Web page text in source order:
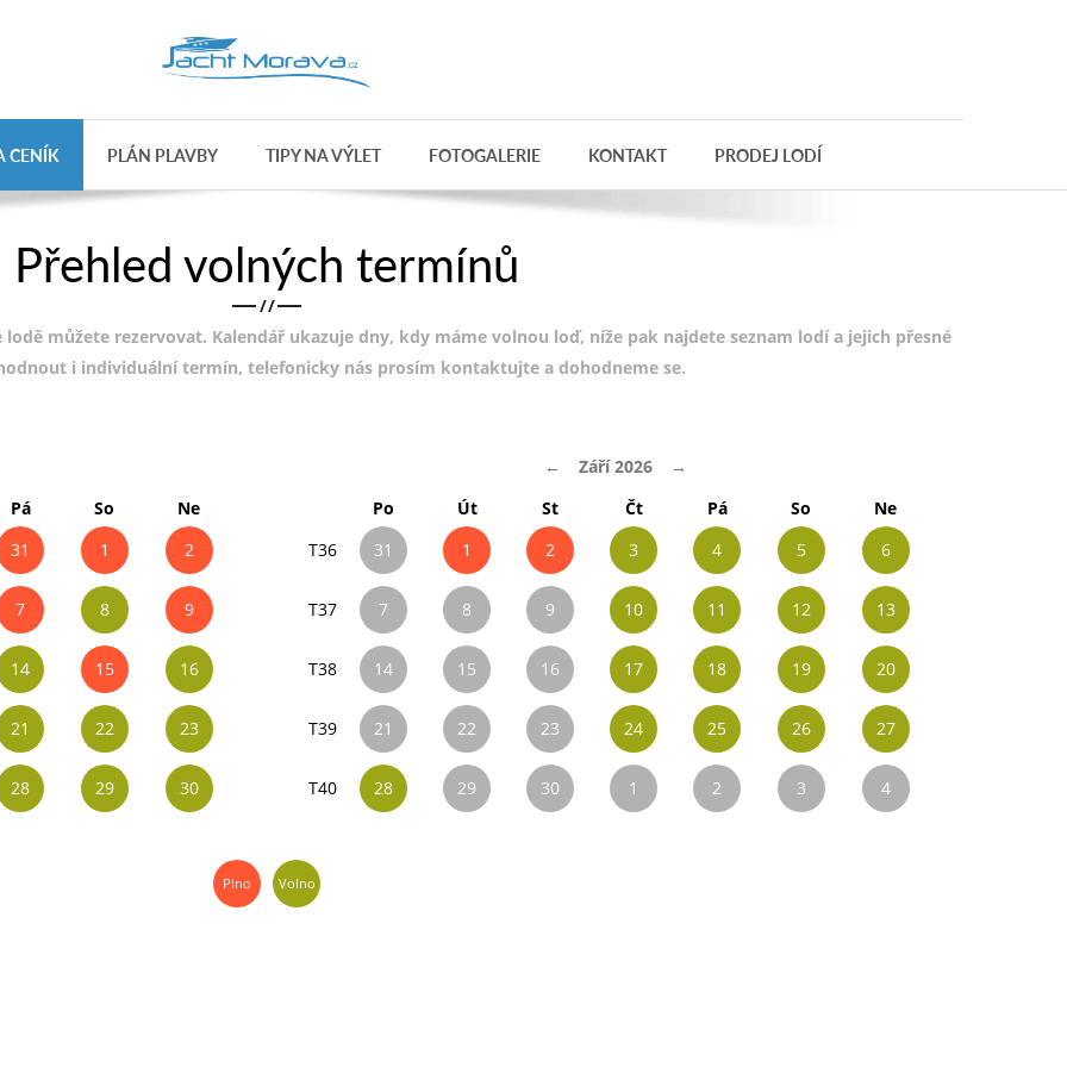
CENÍK PLÁN PLAVBY TIPY NA VÝLET FOTOGALERIE KONTAKT PRODEJ LODÍ
Přehled volných termínů
/ /
můžete rezervovat. Kalendář ukazuje dny, kdy máme volnou loď, níže pak najdete seznam lodí a jejich přesné
i individuální termín, telefonicky nás prosím kontaktujte a dohodneme se.
Pá So
Ne
31 1 2
7 8 9
14 15 16
21 22 23
28 29 30
← Září 2026
→
Po
Út St Čt Pá So
Ne
T36
31 1 2 3 4 5 6
T37 7 8 9 10 11 12 13
T38 14 15 16 17 18 19 20
T39 21 22 23 24 25 26 27
T40 28 29 30 1 2 3 4
Plno Volno